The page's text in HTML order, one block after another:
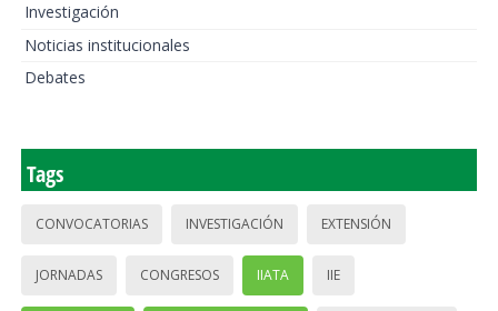
Investigación
Noticias institucionales
Debates
Tags
CONVOCATORIAS INVESTIGACIÓN EXTENSIÓN
JORNADAS CONGRESOS IIATA IIE